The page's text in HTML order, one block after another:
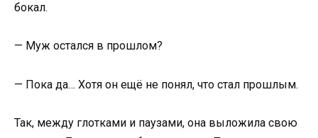
бокал.
— Муж остался в прошлом?
— Пока да… Хотя он ещё не понял, что стал прошлым.
Так, между глотками и паузами, она выложила свою